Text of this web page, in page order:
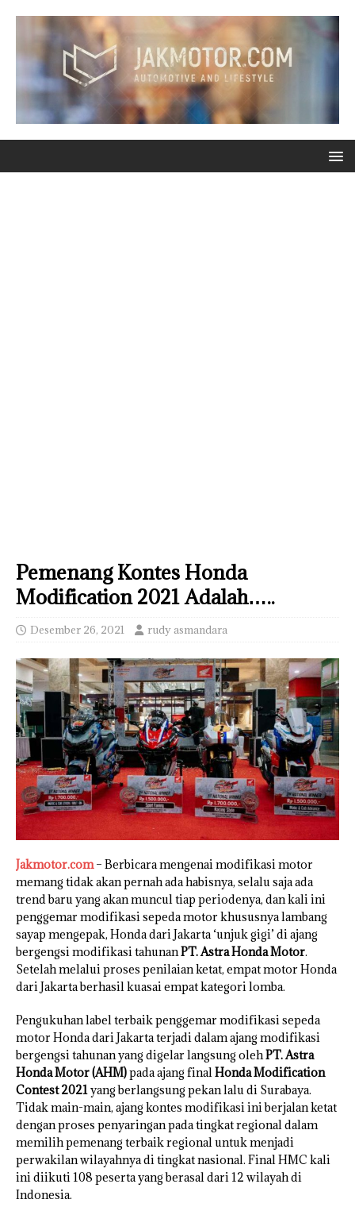
Pemenang Kontes Honda
Modification 2021 Adalah…..
Desember 26, 2021 rudy asmandara
Jakmotor.com– Berbicara mengenai modifikasi motor
memang tidak akan pernah ada habisnya, selalu saja ada
trend baru yang akan muncul tiap periodenya, dan kali ini
penggemar modifikasi sepeda motor khususnya lambang
sayap mengepak, Honda dari Jakarta ‘unjuk gigi’ di ajang
bergengsi modifikasi tahunanPT. Astra Honda Motor.
Setelah melalui proses penilaian ketat, empat motor Honda
dari Jakarta berhasil kuasai empat kategori lomba.
Pengukuhan label terbaik penggemar modifikasi sepeda
motor Honda dari Jakarta terjadi dalam ajang modifikasi
bergengsi tahunan yang digelar langsung olehPT. Astra
Honda Motor (AHM)pada ajang finalHonda Modification
Contest 2021yang berlangsung pekan lalu di Surabaya.
Tidak main-main, ajang kontes modifikasi ini berjalan ketat
dengan proses penyaringan pada tingkat regional dalam
memilih pemenang terbaik regional untuk menjadi
perwakilan wilayahnya di tingkat nasional. Final HMC kali
ini diikuti 108 peserta yang berasal dari 12 wilayah di
Indonesia.